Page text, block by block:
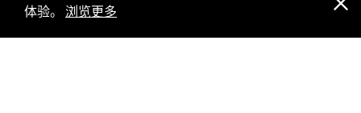
体验。 浏览更多